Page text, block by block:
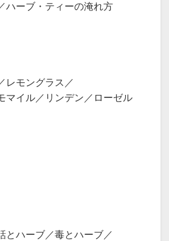
ーブ・ティーの淹れ方
モングラス／
イル／リンデン／ローゼル
ハーブ／毒とハーブ／